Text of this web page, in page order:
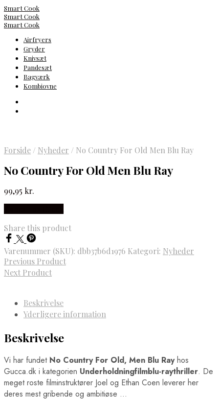
Smart Cook
Smart Cook
Smart Cook
Airfryers
Gryder
Knivsæt
Pandesæt
Bagværk
Kombiovne
Forside / Nyheder / No Country For Old Men Blu Ray
No Country For Old Men Blu Ray
99,95 kr.
Share this product
Varenummer (SKU): dbb37b6d1976 Kategori: Nyheder
Previous Product
Next Product
Beskrivelse
Yderligere information
Beskrivelse
Vi har fundet No Country For Old, Men Blu Rayhos
Gucca.dk i kategorien Underholdningfilmblu-raythriller. De
meget roste filminstruktører Joel og Ethan Coen leverer her
deres mest gribende og ambitiøse …